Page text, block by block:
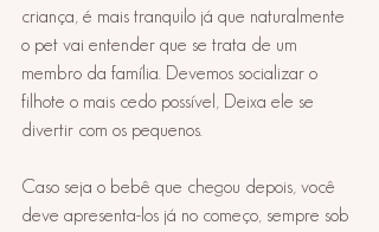
criança, é mais tranquilo já que naturalmente
o pet vai entender que se trata de um
membro da família. Devemos socializar o
filhote o mais cedo possível, Deixa ele se
divertir com os pequenos. ⠀
Caso seja o bebê que chegou depois, você
deve apresenta-los já no começo, sempre sob